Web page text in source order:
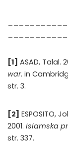
[1] ASAD, Talal.
war. in
str. 3.
[2] ESPOSITO,
2001. Islamska
str. 337.